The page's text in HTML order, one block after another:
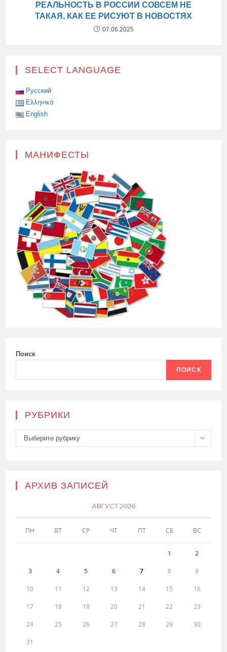
РЕАЛЬНОСТЬ В РОССИИ СОВСЕМ НЕ
ТАКАЯ, КАК ЕЕ РИСУЮТ В НОВОСТЯХ
07.06.2025
SELECT LANGUAGE
Русский
Ελληνικά
English
МАНИФЕСТЫ
Поиск
ПОИСК
РУБРИКИ
Рубрики
Выберите рубрику
АРХИВ ЗАПИСЕЙ
АВГУСТ 2026
ПН ВТ СР ЧТ ПТ СБ ВС
1 2
3 4 5 6 7 8 9
10 11 12 13 14 15 16
17 18 19 20 21 22 23
24 25 26 27 28 29 30
31